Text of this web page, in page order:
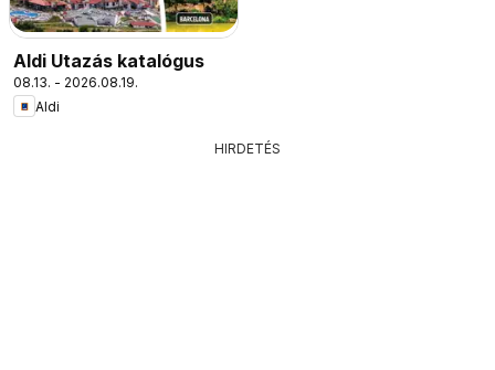
Aldi Utazás katalógus
08.13. - 2026.08.19.
Aldi
HIRDETÉS